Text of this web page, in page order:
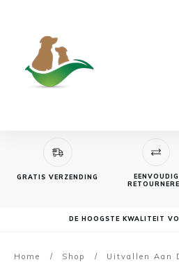
GRATIS VERZENDING
EENVOUDIG
DE HOOGSTE KWALITEIT
Home / Shop /